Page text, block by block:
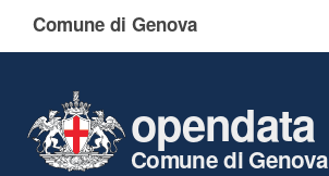
Comune di Genova
opendata
Comune di Genova